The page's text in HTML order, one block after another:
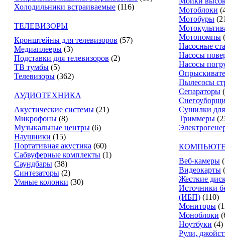
Холодильники встраиваемые (116)
ТЕЛЕВИЗОРЫ
Кронштейны для телевизоров (57)
Медиаплееры (3)
Подставки для телевизоров (2)
ТВ тумбы (5)
Телевизоры (362)
АУДИОТЕХНИКА
Акустические системы (21)
Микрофоны (8)
Музыкальные центры (6)
Наушники (15)
Портативная акустика (60)
Сабвуферные комплекты (1)
Саундбары (38)
Синтезаторы (2)
Умные колонки (30)
Мотоблоки
Мотобуры
Мотопомпы
Насосные
Насосы
Насосы
Пылесосы
Сепараторы
Сушилки
Триммеры
Веб-камеры
Видеокарты
Жесткие
Источники
(ИБП) (110)
Мониторы
Моноблоки
Ноутбуки (4)
Рули,